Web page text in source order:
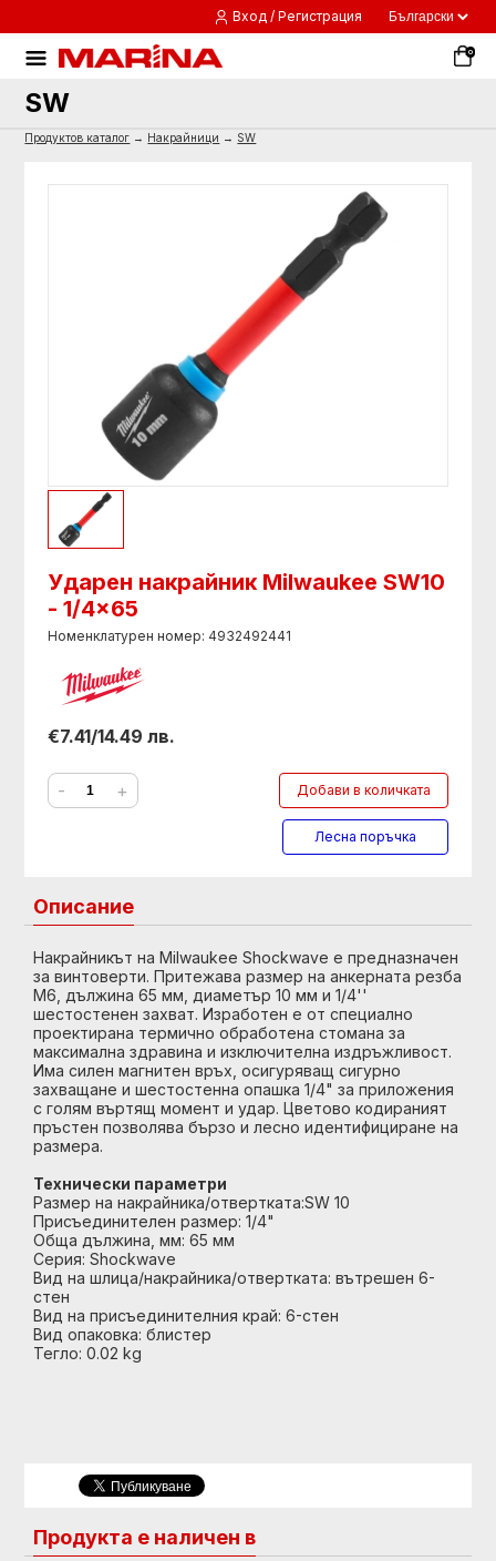
Вход / Регистрация
0
SW
Продуктов каталог → Накрайници → SW
Ударен накрайник Milwaukee SW10
- 1/4x65
Номенклатурен номер: 4932492441
€7.41/14.49 лв.
- + Добави в количката
Лесна поръчка
Описание
Накрайникът на Milwaukee Shockwave е предназначен
за винтоверти. Притежава размер на анкерната резба
M6, дължина 65 мм, диаметър 10 мм и 1/4''
шестостенен захват. Изработен е от специално
проектирана термично обработена стомана за
максимална здравина и изключителна издръжливост.
Има силен магнитен връх, осигуряващ сигурно
захващане и шестостенна опашка 1/4" за приложения
с голям въртящ момент и удар. Цветово кодираният
пръстен позволява бързо и лесно идентифициране на
размера.
Технически параметри
Размер на накрайника/отвертката:SW 10
Присъединителен размер: 1/4"
Обща дължина, мм: 65 мм
Серия: Shockwave
Вид на шлица/накрайника/отвертката: вътрешен 6-
стен
Вид на присъединителния край: 6-стен
Вид опаковка: блистер
Тегло: 0.02 kg
Продукта е наличен в